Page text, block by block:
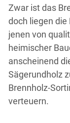
Zwar ist das
doch liegen
jenen von
heimischer
anscheinend
Sägerundholz
Brennholz-
verteuern.